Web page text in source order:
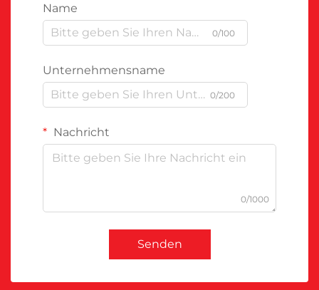
Name
0/100
Unternehmensname
0/200
Nachricht
0/1000
Senden